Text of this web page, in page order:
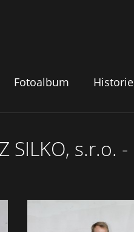
Fotoalbum Historie
SILKO, s.r.o. -